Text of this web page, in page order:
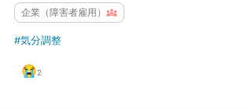
企業（障害者雇用）
#気分調整
😭2